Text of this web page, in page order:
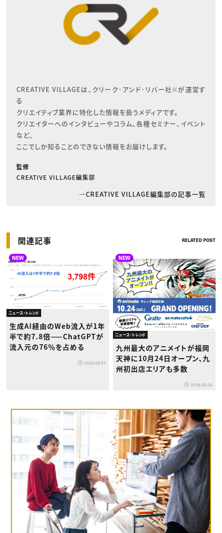
CREATIVE VILLAGEは、クリーク･アンド･リバー社※が運営す
る
クリエイティブ業界に特化した情報を扱うメディアです。
クリエイターへのインタビューやコラム、各種セミナー、イベント
など、
ここでしか知ることのできない情報をお届けします。
監修
CREATIVE VILLAGE編集部
CREATIVE VILLAGE編集部の記事一覧
関連記事 RELATED POST
NEW
ニュース・トレンド
生成AI経由のWeb流入が1年
半で約7.8倍——ChatGPTが
流入元の76％を占める
2026.08.07
NEW
ニュース・トレンド
九州最大のアニメイトが福岡
天神に10月24日オープン、九
州初出店エリアも多数
2026.08.04